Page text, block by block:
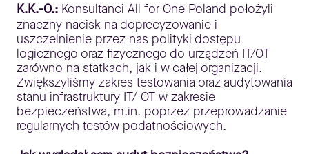
K.K.-O.: Konsultanci All for One Poland położyli
znaczny nacisk na doprecyzowanie i
uszczelnienie przez nas polityki dostępu
logicznego oraz fizycznego do urządzeń IT/OT
zarówno na statkach, jak i w całej organizacji.
Zwiększyliśmy zakres testowania oraz audytowania
stanu infrastruktury IT/ OT w zakresie
bezpieczeństwa, m.in. poprzez przeprowadzanie
regularnych testów podatnościowych.